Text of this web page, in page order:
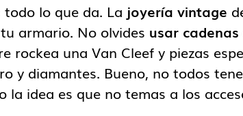
lo que da. La joyería vintage
armario. No olvides usar cadenas
rockea una Van Cleef y piezas
y diamantes. Bueno, no todos
la idea es que no temas a los